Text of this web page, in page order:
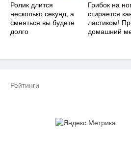
Ролик длится
несколько секунд, а
смеяться вы будете
долго
Грибок на
стирается
ластиком!
домашний
Рейтинги